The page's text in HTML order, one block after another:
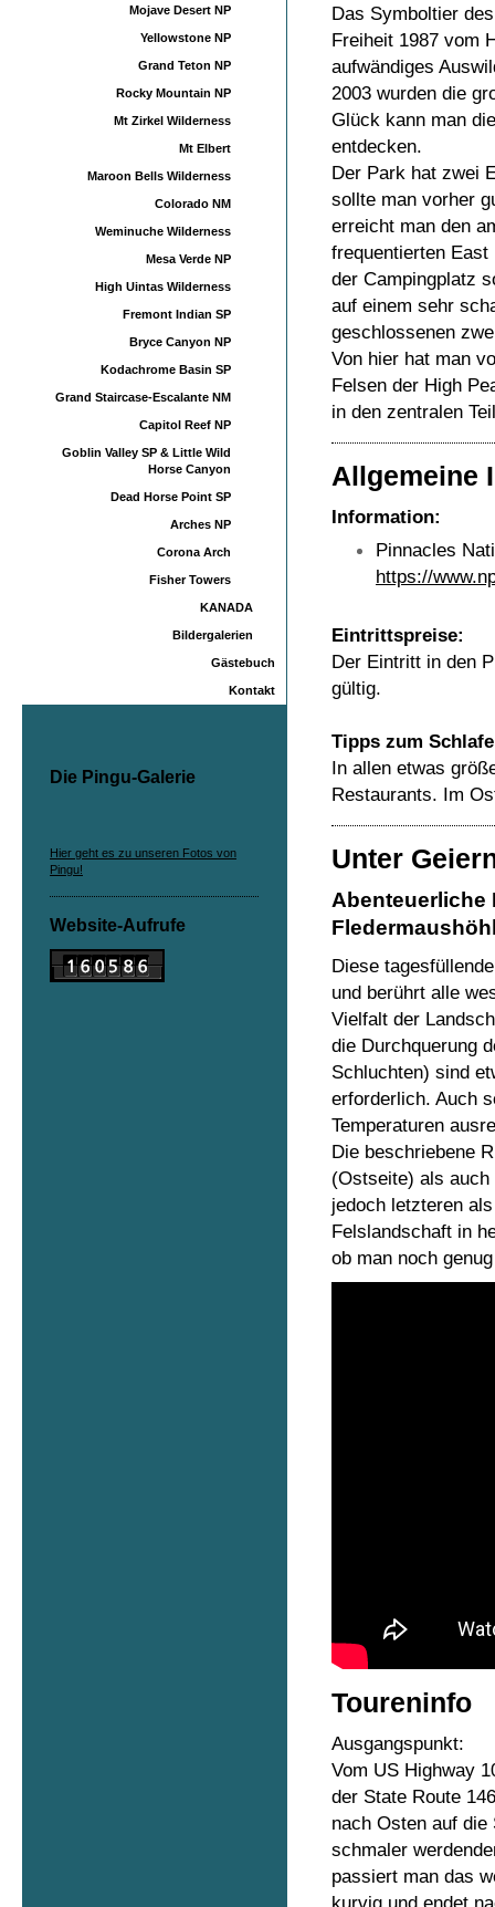
Das Symboltier
Freiheit 1987 vom
aufwändiges
2003 wurden die
Glück kann man
entdecken.
Der Park hat zwei
sollte man vorher
erreicht man den
frequentierten
der Campingplatz
auf einem sehr
geschlossenen
Von hier hat man
Felsen der High
in den zentralen
Allgemeine
Information:
Pinnacles
https://
Eintrittspreise:
Der Eintritt in den
gültig.
Tipps zum
In allen etwas
Restaurants. Im
Unter
Abenteuerliche
Diese
und berührt alle
Vielfalt der
die Durchquerung
Schluchten) sind
erforderlich. Auch
Temperaturen
Die beschriebene
(Ostseite) als auch
jedoch letzteren
Felslandschaft in
ob man noch
Toureninfo
Ausgangspunkt:
Vom US Highway
der State Route
nach Osten auf die
schmaler
passiert man das
kurvig und endet
Mojave Desert NP
Yellowstone NP
Grand Teton NP
Rocky Mountain NP
Mt Zirkel Wilderness
Mt Elbert
Maroon Bells Wilderness
Colorado NM
Weminuche Wilderness
Mesa Verde NP
High Uintas Wilderness
Fremont Indian SP
Bryce Canyon NP
Kodachrome Basin SP
Grand Staircase-Escalante NM
Capitol Reef NP
Goblin Valley SP & Little Wild
Horse Canyon
Dead Horse Point SP
Arches NP
Corona Arch
Fisher Towers
KANADA
Bildergalerien
Gästebuch
Kontakt
Die Pingu-Galerie
Hier geht es zu unseren Fotos von
Pingu!
Website-Aufrufe